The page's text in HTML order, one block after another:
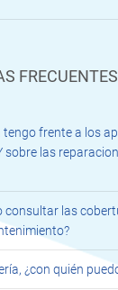
FRECUENTES
tengo frente a los
sobre las
consultar las
¿con quién